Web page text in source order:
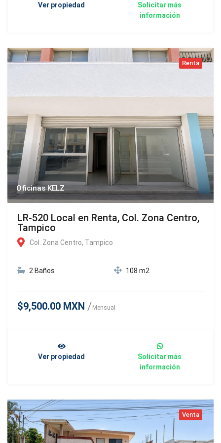
Ver propiedad
Solicitar más
información
Renta
Oficinas KELZ
LR-520 Local en Renta, Col. Zona Centro,
Tampico
Col. Zona Centro, Tampico
2 Baños 108 m2
$9,500.00 MXN Mensual
Ver propiedad
Solicitar más
información
Venta